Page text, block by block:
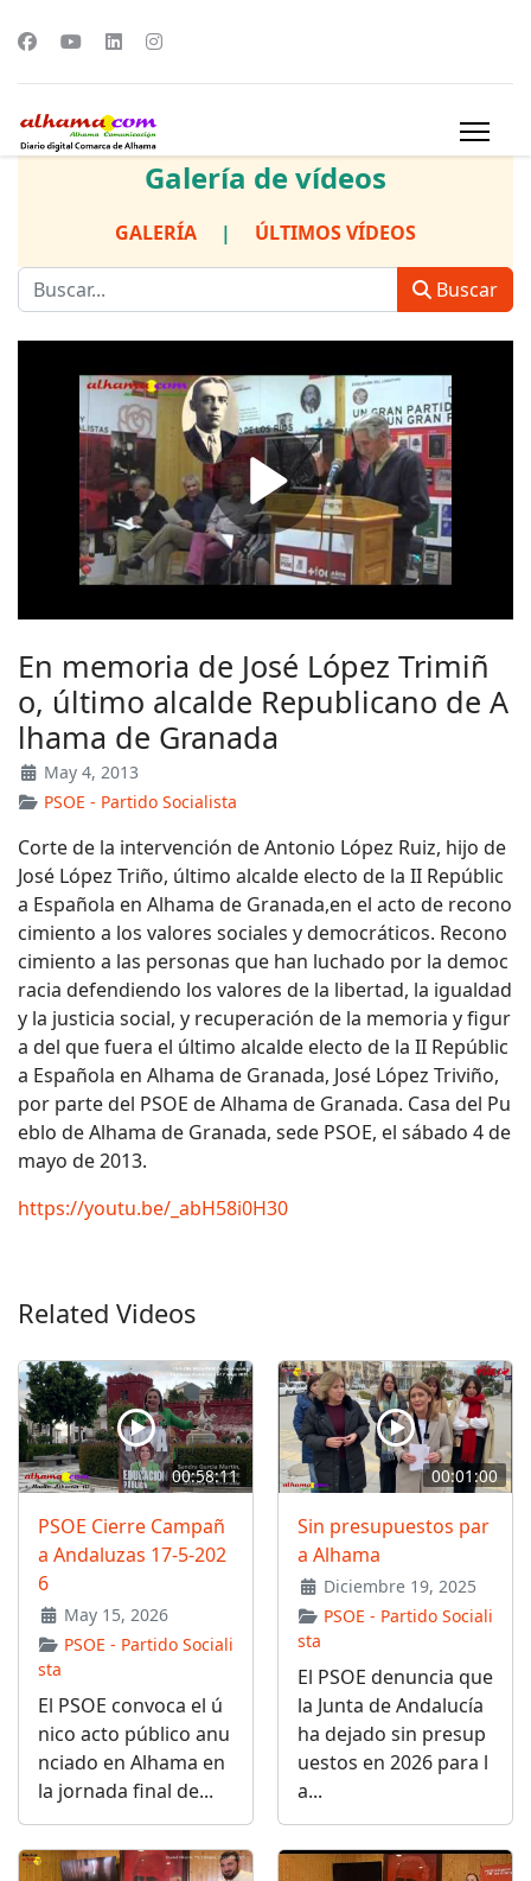
Galería de vídeos
GALERÍA | ÚLTIMOS VÍDEOS
Buscar
En memoria de José López Trimiñ
o, último alcalde Republicano de A
lhama de Granada
May 4, 2013
PSOE - Partido Socialista
Corte de la intervención de Antonio López Ruiz, hijo de
José López Triño, último alcalde electo de la II Repúblic
a Española en Alhama de Granada,en el acto de recono
cimiento a los valores sociales y democráticos. Recono
cimiento a las personas que han luchado por la democ
racia defendiendo los valores de la libertad, la igualdad
y la justicia social, y recuperación de la memoria y figur
a del que fuera el último alcalde electo de la II Repúblic
a Española en Alhama de Granada, José López Triviño,
por parte del PSOE de Alhama de Granada. Casa del Pu
eblo de Alhama de Granada, sede PSOE, el sábado 4 de
mayo de 2013.
https://youtu.be/_abH58i0H30
Related Videos
00:58:11
PSOE Cierre Campañ
a Andaluzas 17-5-202
6
May 15, 2026
PSOE - Partido Sociali
sta
El PSOE convoca el ú
nico acto público anu
nciado en Alhama en
la jornada final de...
00:01:00
Sin presupuestos par
a Alhama
Diciembre 19, 2025
PSOE - Partido Sociali
sta
El PSOE denuncia que
la Junta de Andalucía
ha dejado sin presup
uestos en 2026 para l
a...